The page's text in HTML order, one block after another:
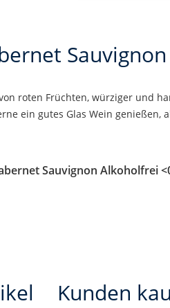
roten Früchten, würziger und
ein gutes Glas Wein genießen,
Sauvignon Alkoholfrei
Kunden